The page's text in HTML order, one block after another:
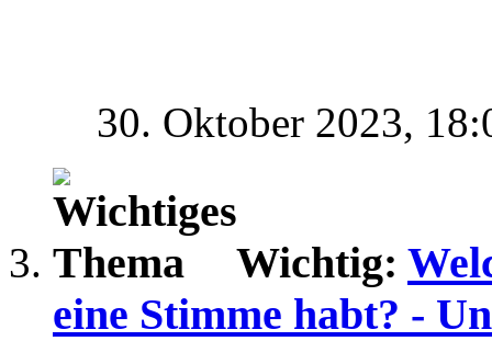
30. Oktober 2023,
Wichtig:
eine Stimme habt? -